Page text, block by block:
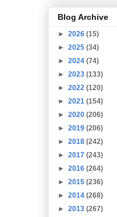
Blog Archive
► 2026 (15)
► 2025 (34)
► 2024 (74)
► 2023 (133)
► 2022 (120)
► 2021 (154)
► 2020 (206)
► 2019 (206)
► 2018 (242)
► 2017 (243)
► 2016 (264)
► 2015 (236)
► 2014 (268)
► 2013 (267)